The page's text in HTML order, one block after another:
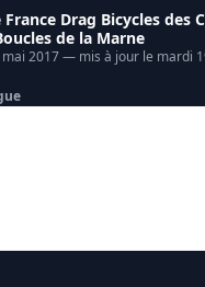
Drag Bicycles des
de la Marne
mai 2017 — mis à jour le mardi